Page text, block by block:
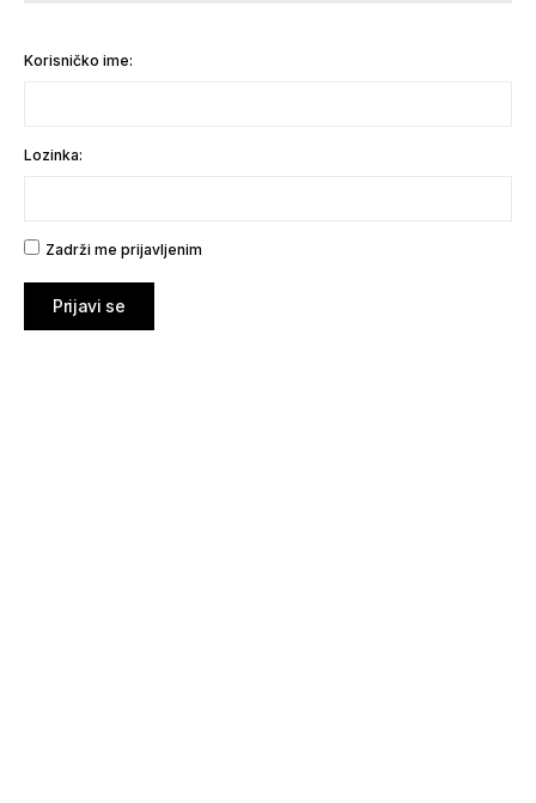
Korisničko ime:
Lozinka:
Zadrži me prijavljenim
Prijavi se